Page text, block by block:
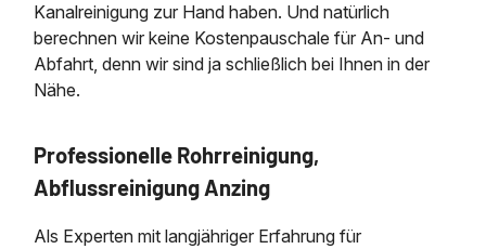
Kanalreinigung zur Hand haben. Und natürlich
berechnen wir keine Kostenpauschale für An- und
Abfahrt, denn wir sind ja schließlich bei Ihnen in der
Nähe.
Professionelle Rohrreinigung,
Abflussreinigung Anzing
Als Experten mit langjähriger Erfahrung für